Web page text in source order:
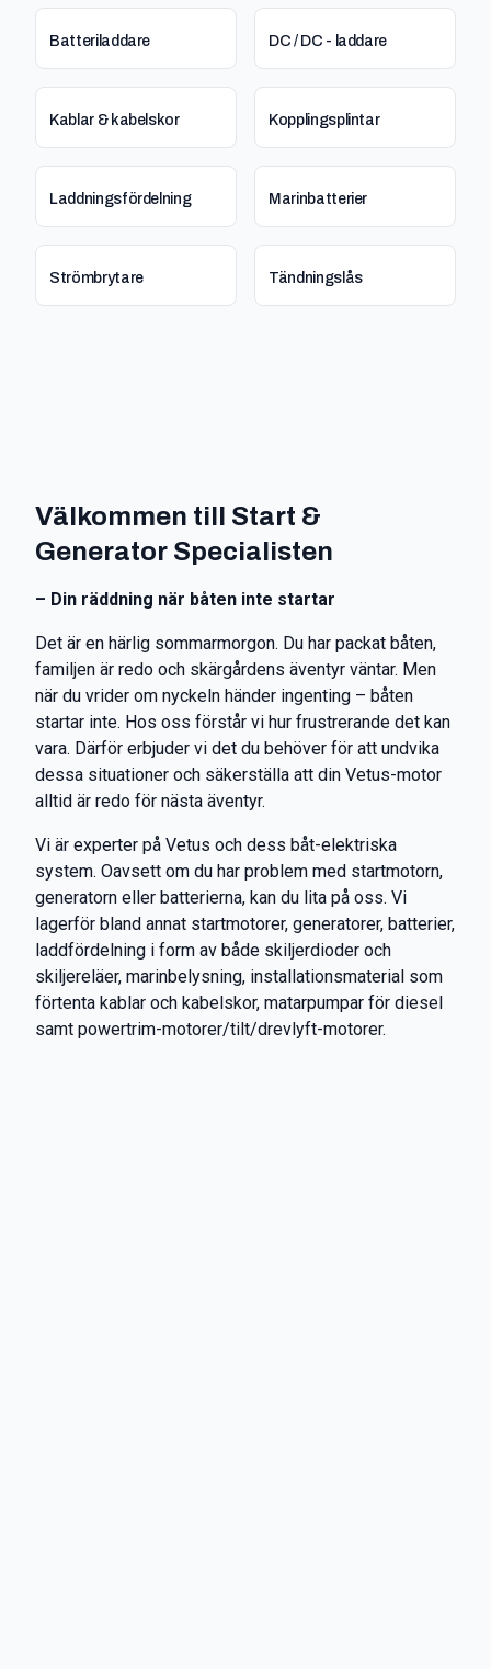
Batteriladdare DC / DC - laddare
Kablar & kabelskor Kopplingsplintar
Laddningsfördelning Marinbatterier
Strömbrytare Tändningslås
Välkommen till Start &
Generator Specialisten
– Din räddning när båten inte startar
Det är en härlig sommarmorgon. Du har packat båten,
familjen är redo och skärgårdens äventyr väntar. Men
när du vrider om nyckeln händer ingenting – båten
startar inte. Hos oss förstår vi hur frustrerande det kan
vara. Därför erbjuder vi det du behöver för att undvika
dessa situationer och säkerställa att din Vetus-motor
alltid är redo för nästa äventyr.
Vi är experter på Vetus och dess båt-elektriska
system. Oavsett om du har problem med startmotorn,
generatorn eller batterierna, kan du lita på oss. Vi
lagerför bland annat startmotorer, generatorer, batterier,
laddfördelning i form av både skiljerdioder och
skiljereläer, marinbelysning, installationsmaterial som
förtenta kablar och kabelskor, matarpumpar för diesel
samt powertrim-motorer/tilt/drevlyft-motorer.